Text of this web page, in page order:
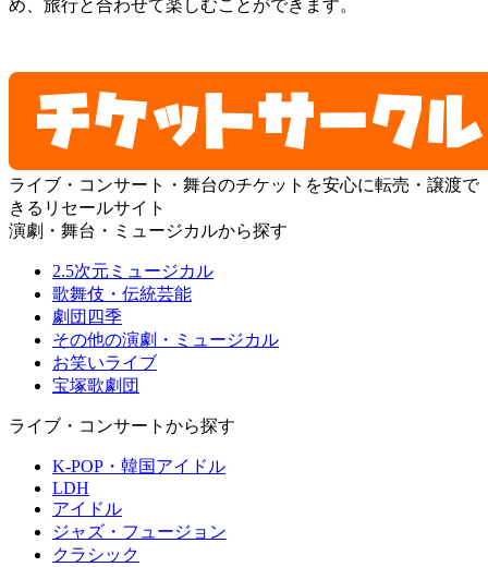
め、旅行と合わせて楽しむことができます。
ライブ・コンサート・舞台のチケットを安心に転売・譲渡で
きるリセールサイト
演劇・舞台・ミュージカルから探す
2.5次元ミュージカル
歌舞伎・伝統芸能
劇団四季
その他の演劇・ミュージカル
お笑いライブ
宝塚歌劇団
ライブ・コンサートから探す
K-POP・韓国アイドル
LDH
アイドル
ジャズ・フュージョン
クラシック